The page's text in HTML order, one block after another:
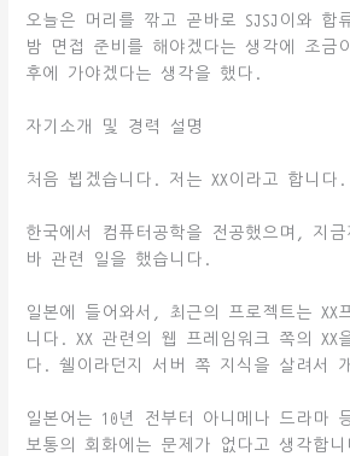
오늘은 머리를 깎고 곧바로 SJSJ이와 합
밤 면접 준비를 해야겠다는 생각에 조금
후에 가야겠다는 생각을 했다.
자기소개 및 경력 설명
처음 뵙겠습니다. 저는 XX이라고 합니다
한국에서 컴퓨터공학을 전공했으며, 지
바 관련 일을 했습니다.
일본에 들어와서, 최근의 프로젝트는 XX
니다. XX 관련의 웹 프레임워크 쪽의 XX
다. 쉘이라던지 서버 쪽 지식을 살려서
일본어는 10년 전부터 아니메나 드라마
보통의 회화에는 문제가 없다고 생각합니